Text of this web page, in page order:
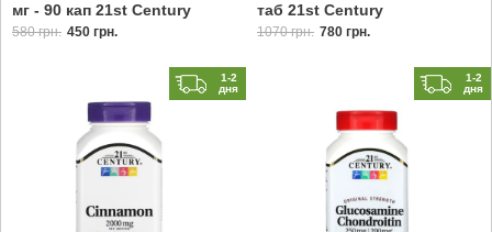
мг - 90 кап 21st Century
580 грн. 450 грн.
таб 21st Century
1070 грн. 780 грн.
1-2
дня
1-2
дня